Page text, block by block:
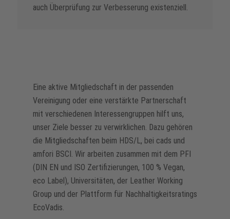
auch Überprüfung zur Verbesserung existenziell.
Eine aktive Mitgliedschaft in der passenden
Vereinigung oder eine verstärkte Partnerschaft
mit verschiedenen Interessengruppen hilft uns,
unser Ziele besser zu verwirklichen. Dazu gehören
die Mitgliedschaften beim HDS/L, bei cads und
amfori BSCI. Wir arbeiten zusammen mit dem PFI
(DIN EN und ISO Zertifizierungen, 100 % Vegan,
eco Label), Universitäten, der Leather Working
Group und der Plattform für Nachhaltigkeitsratings
EcoVadis.